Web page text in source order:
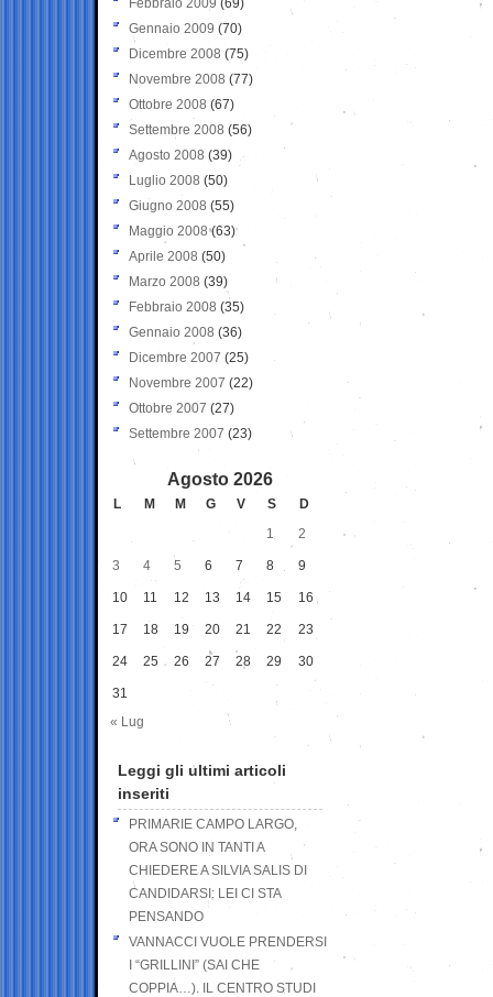
Febbraio 2009 (69)
Gennaio 2009 (70)
Dicembre 2008 (75)
Novembre 2008 (77)
Ottobre 2008 (67)
Settembre 2008 (56)
Agosto 2008 (39)
Luglio 2008 (50)
Giugno 2008 (55)
Maggio 2008(63)
Aprile 2008 (50)
Marzo 2008 (39)
Febbraio 2008 (35)
Gennaio 2008 (36)
Dicembre 2007 (25)
Novembre 2007 (22)
Ottobre 2007 (27)
Settembre 2007 (23)
Agosto 2026
L M M G V S
D
1
2
3 4 5 6 7 8 9
10 11 12 13 14 15 16
17 18 19 20 21 22 23
24 25 26 27 28 29 30
31
« Lug
Leggi gli ultimi articoli
inseriti
PRIMARIE CAMPO LARGO,
ORA SONO IN TANTI A
CHIEDERE A SILVIA SALIS DI
CANDIDARSI: LEI CI STA
PENSANDO
VANNACCI VUOLE PRENDERSI
I “GRILLINI” (SAI CHE
COPPIA…). IL CENTRO STUDI